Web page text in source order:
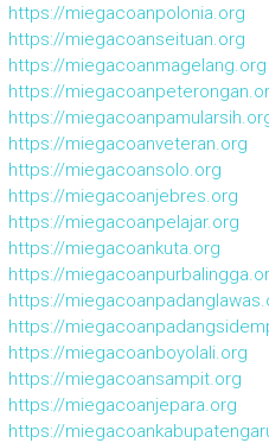
https://miegacoanpolonia.org
https://miegacoanseituan.org
https://miegacoanmagelang.org
https://
https://
https://miegacoanveteran.org
https://miegacoansolo.org
https://miegacoanjebres.org
https://miegacoanpelajar.org
https://miegacoankuta.org
https://
https://
https://
https://miegacoanboyolali.org
https://miegacoansampit.org
https://miegacoanjepara.org
https://